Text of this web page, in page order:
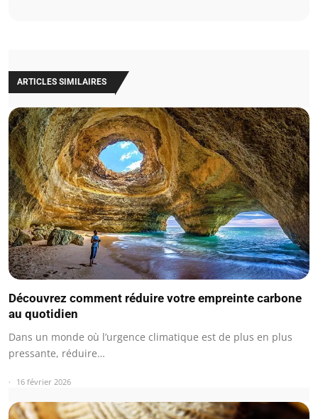
ARTICLES SIMILAIRES
Découvrez comment réduire votre empreinte carbone
au quotidien
Dans un monde où l’urgence climatique est de plus en plus
pressante, réduire…
16 février 2026